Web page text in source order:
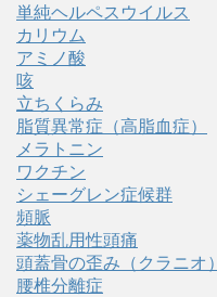
単純ヘルペスウイルス
カリウム
アミノ酸
咳
立ちくらみ
脂質異常症（高脂血症）
メラトニン
ワクチン
シェーグレン症候群
頻脈
薬物乱用性頭痛
頭蓋骨の歪み（クラニオ）
腰椎分離症